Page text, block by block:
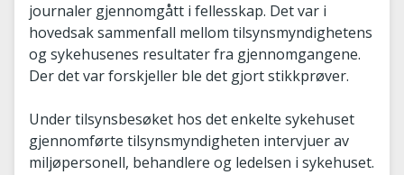
journaler gjennomgått i fellesskap. Det var i
hovedsak sammenfall mellom tilsynsmyndighetens
og sykehusenes resultater fra gjennomgangene.
Der det var forskjeller ble det gjort stikkprøver.
Under tilsynsbesøket hos det enkelte sykehuset
gjennomførte tilsynsmyndigheten intervjuer av
miljøpersonell, behandlere og ledelsen i sykehuset.